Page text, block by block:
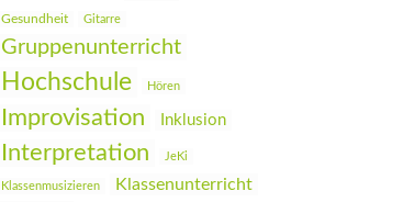
Gesundheit Gitarre
Gruppenunterricht
Hochschule Hören
Improvisation Inklusion
Interpretation JeKi
Klassenmusizieren Klassenunterricht